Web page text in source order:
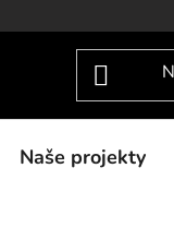
Naše projekty